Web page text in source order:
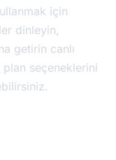
için
dinleyin,
getirin canlı
plan seçeneklerini